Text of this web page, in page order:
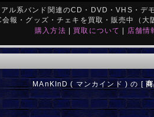
ル系バンド関連のCD・DVD・VHS・デ
会報・グッズ・チェキを買取・販売中（大
購入方法 | 買取について | 店舗情
MAnKInD ( マンカインド ) の [